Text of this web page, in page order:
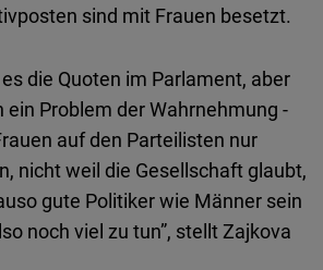
sind mit Frauen besetzt.
die Quoten im Parlament, aber
ein Problem der Wahrnehmung -
auf den Parteilisten nur
nicht weil die Gesellschaft glaubt,
gute Politiker wie Männer sein
noch viel zu tun”, stellt Zajkova